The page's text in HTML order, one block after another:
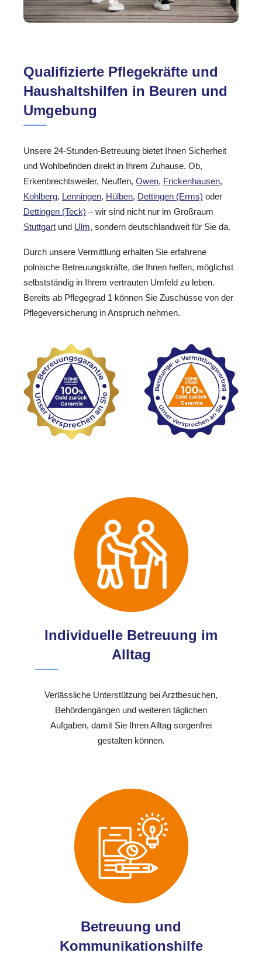
Qualifizierte Pflegekräfte und
Haushaltshilfen in Beuren und
Umgebung
Unsere 24-Stunden-Betreuung bietet Ihnen Sicherheit
und Wohlbefinden direkt in Ihrem Zuhause. Ob,
Erkenbrechtsweiler, Neuffen, Owen, Frickenhausen,
Kohlberg, Lenningen, Hülben, Dettingen (Erms) oder
Dettingen (Teck) – wir sind nicht nur im Großraum
Stuttgart und Ulm, sondern deutschlandweit für Sie da.
Durch unsere Vermittlung erhalten Sie erfahrene
polnische Betreuungskräfte, die Ihnen helfen, möglichst
selbstständig in Ihrem vertrauten Umfeld zu leben.
Bereits ab Pflegegrad 1 können Sie Zuschüsse von der
Pflegeversicherung in Anspruch nehmen.
Individuelle Betreuung im
Alltag
Verlässliche Unterstützung bei Arztbesuchen,
Behördengängen und weiteren täglichen
Aufgaben, damit Sie Ihren Alltag sorgenfrei
gestalten können.
Betreuung und
Kommunikationshilfe